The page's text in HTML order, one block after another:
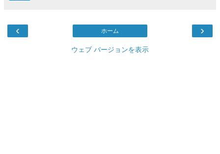
‹ ›
ホーム
ウェブ バージョンを表示